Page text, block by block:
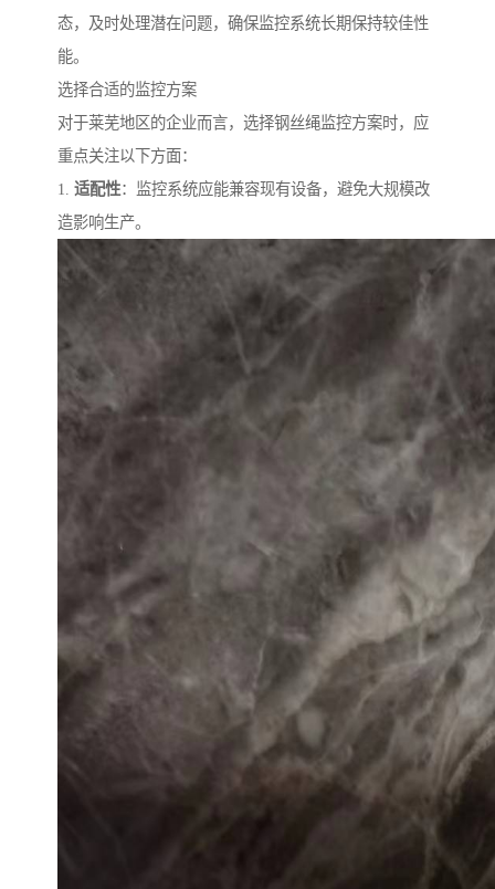
态，及时处理潜在问题，确保监控系统长期保持较佳性
能。
选择合适的监控方案
对于莱芜地区的企业而言，选择钢丝绳监控方案时，应
重点关注以下方面：
1. 适配性：监控系统应能兼容现有设备，避免大规模改
造影响生产。